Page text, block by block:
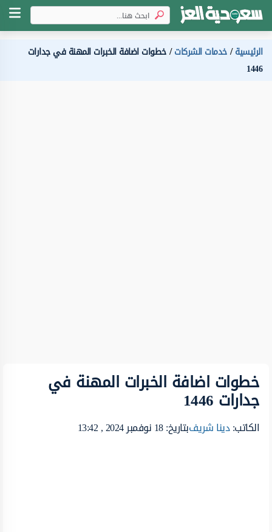
الرئيسية خدمات الشركات خطوات اضافة الخبرات المهنة في جدارات
1446
خطوات اضافة الخبرات المهنة في
جدارات 1446
الكاتب:دينا شريفبتاريخ: 18 نوفمبر 2024 , 13:42